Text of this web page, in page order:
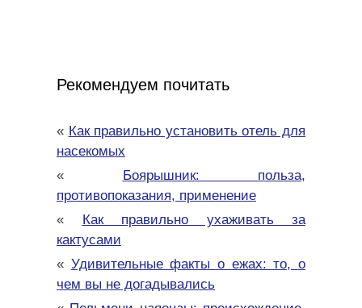
Рекомендуем почитать
« Как правильно установить отель для
насекомых
« Боярышник: польза,
противопоказания, применение
« Как правильно ухаживать за
кактусами
« Удивительные факты о ежах: то, о
чем вы не догадывались